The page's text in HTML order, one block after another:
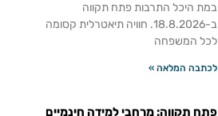
במת היכל התרבות פתח תקווה
ב-18.8.2026. חוויה תיאטרלית קסומה
לכל המשפחה
לכתבה המלאה »
פתח תקווה: מרחבי למידה חינמיים